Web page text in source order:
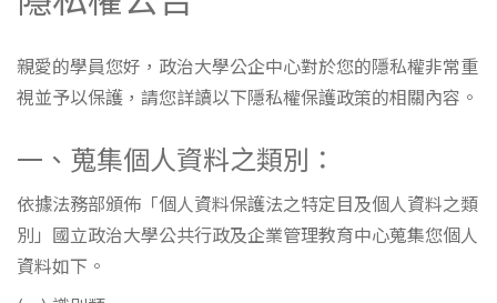
親愛的學員您好，政治大學公企中心對於您的隱私權非常重
視並予以保護，請您詳讀以下隱私權保護政策的相關內容。
一、蒐集個人資料之類別：
依據法務部頒佈「個人資料保護法之特定目及個人資料之類
別」國立政治大學公共行政及企業管理教育中心蒐集您個人
資料如下。